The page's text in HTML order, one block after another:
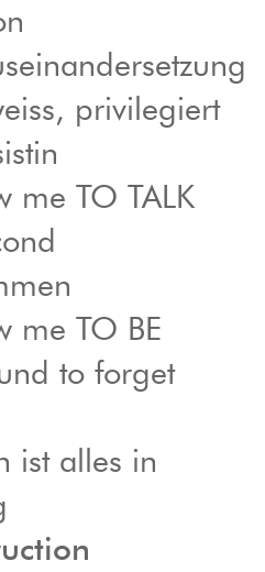
privilegiert
me TO TALK
me TO BE
to forget
ist alles in